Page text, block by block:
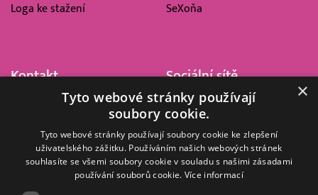
Loga ke stažení
SeXoňa
Kontakt
Barrandov Televizní Studio,
Kříženeckého nám. 322
152 00 Praha 5
IČ 416 93 311
Sociální sítě
×
Tyto webové stránky používají
soubory cookie.
Tyto webové stránky používají soubory cookie ke zlepšení
uživatelského zážitku. Používáním našich webových stránek
souhlasíte se všemi soubory cookie v souladu s našimi zásadami
používání souborů cookie. Více informací